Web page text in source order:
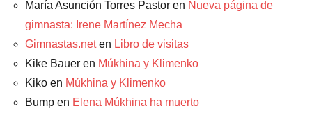
María Asunción Torres Pastor en Nueva página de
gimnasta: Irene Martínez Mecha
Gimnastas.neten Libro de visitas
Kike Bauer en Múkhina y Klimenko
Kiko en Múkhina y Klimenko
Bump en Elena Múkhina ha muerto